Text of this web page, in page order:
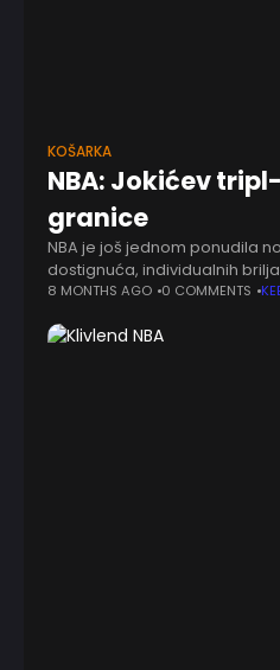
KOŠARKA
NBA: Jokićev
granice
NBA je još jednom ponudila
dostignuća, individualnih
demonstracija sile, a u centru
obeležio
8 MONTHS AGO 0 COMMENTS